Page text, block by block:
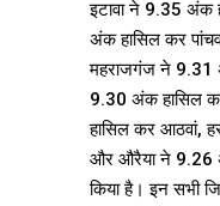
इटावा ने 9.35 अंक
अंक हासिल कर
महराजगंज ने 9.31
9.30 अंक हासिल
हासिल कर आठवां,
और औरैया ने 9.26
किया है। इन सभी